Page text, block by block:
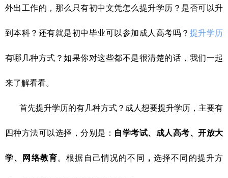
外出工作的，那么只有初中文凭怎么提升学历？是否可以升
到本科？还有就是初中毕业可以参加成人高考吗？ 提升学历
有哪几种方式？如果你对这些都不是很清楚的话，我们一起
来了解看看。
首先提升学历的有几种方式 ？ 成人想要提升学历，主要有
四种方法可以选择，分别是： 自学考试、成人高考、开放大
学、网络教育。根据自己情况的不同 ， 选择不同的提升方